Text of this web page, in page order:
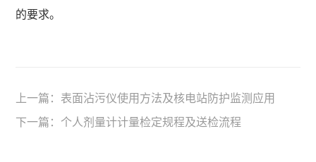
的要求。
上一篇： 表面沾污仪使用方法及核电站防护监测应用
下一篇： 个人剂量计计量检定规程及送检流程